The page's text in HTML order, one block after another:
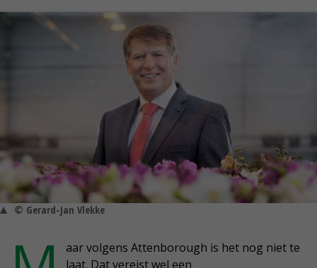
© Gerard-Jan Vlekke
aar volgens Attenborough is het nog niet te
laat. Dat vereist wel een